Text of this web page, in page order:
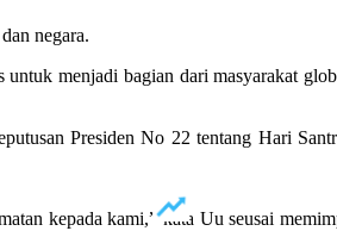
negara.
menjadi bagian dari masyarakat
Presiden No 22 tentang Hari
kepada kami,” kata Uu seusai